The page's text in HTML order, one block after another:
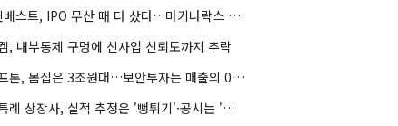
HB인베스트, IPO 무산 때 더 샀다…마키나락스 투자 2.7배 회수
, 내부통제 구멍에 신사업 신뢰도까지 추락
크래프톤, 몸집은 3조원대…보안투자는 매출의 0.4%
기술특례 상장사, 실적 추정은 '뻥튀기'·공시는 '누락'